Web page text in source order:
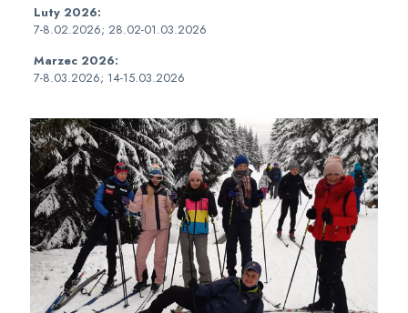
Luty 2026:
7-8.02.2026; 28.02-01.03.2026
Marzec 2026:
7-8.03.2026; 14-15.03.2026